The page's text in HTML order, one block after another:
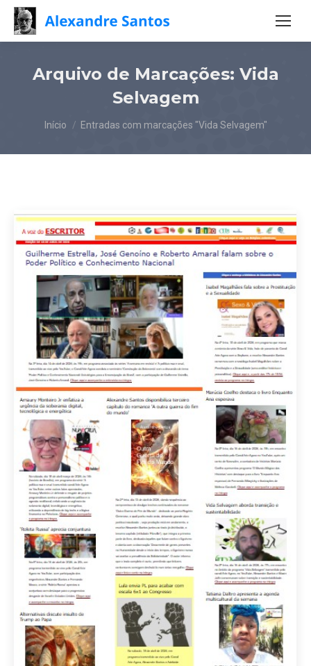
Arquivo de Marcações: Vida
Selvagem
Você está aqui:
Início Entradas com marcações "Vida Selvagem"